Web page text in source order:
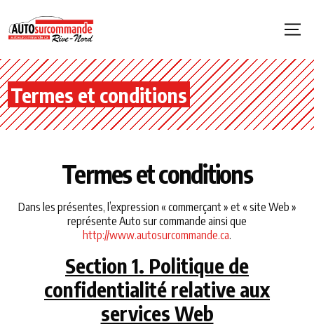
Termes et conditions
Termes et conditions
Dans les présentes, l’expression « commerçant » et « site Web »
représente Auto sur commande ainsi que
http://www.autosurcommande.ca.
Section 1. Politique de
confidentialité relative aux
services Web